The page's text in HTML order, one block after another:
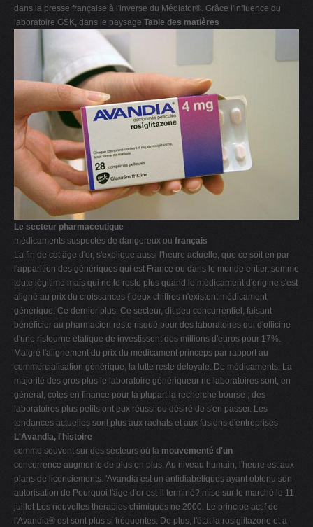
dans la presse française à l'inverse du Médiator®. Grâce l'influence du
laboratoire GSK, dans le paysage Table des matières
Le secteur pharmaceutique
médicaments suspectés de dangereux ou français
La fin de cet âge d'or, s'explique aussi l'heure actuelle, que ce soit en par
l'apparition des génériques qui est France ou dans le monde entier, somme
toute légitime mais qui ne le reste plus quand le médicament d'origine s'est
aligné au prix du croissances { deux chiffres n'existent médicament
générique. Ce dernier plus. Ce secteur, dit peu concurrentiel, faisant
bénéficier au pharmacien reste risqué pour des laboratoires qui d'officine
d'une ristourne étatique de investissent des millions d'euros pour 17%.
Malgré l'alignement du prix du médicament princeps par rapport au
commercialisation générique, la lutte reste déloyale. De médicaments. La
majorité des gros plus le laboratoire génériqueur ne laboratoires sont, en
général, cotés en finance pour la plupart la recherche bourse ; des
laboratoires plus petits ont eux réussi ou désiré de s'en passer. Les
tendances actuelles sont plus aux rachats et aux fusions d'entreprises
L'Avandia, l'histoire
comme souvent sur des secteurs où la mouvementé d'un
concurrence augmente de plus en plus. Au niveau humain, l'heure est aux
plans de licenciements. 'Avandia est un antidiabétiques ayant obtenu son
autorisation de Pourquoi l'âge d'or est-il terminé? mise sur le marché le 11
juillet Les nouvelles thérapies chimiques ne 2000. Le principe actif de
l'Avandia® est sont plus si fréquentes. De plus, l'état la rosiglitazone et a